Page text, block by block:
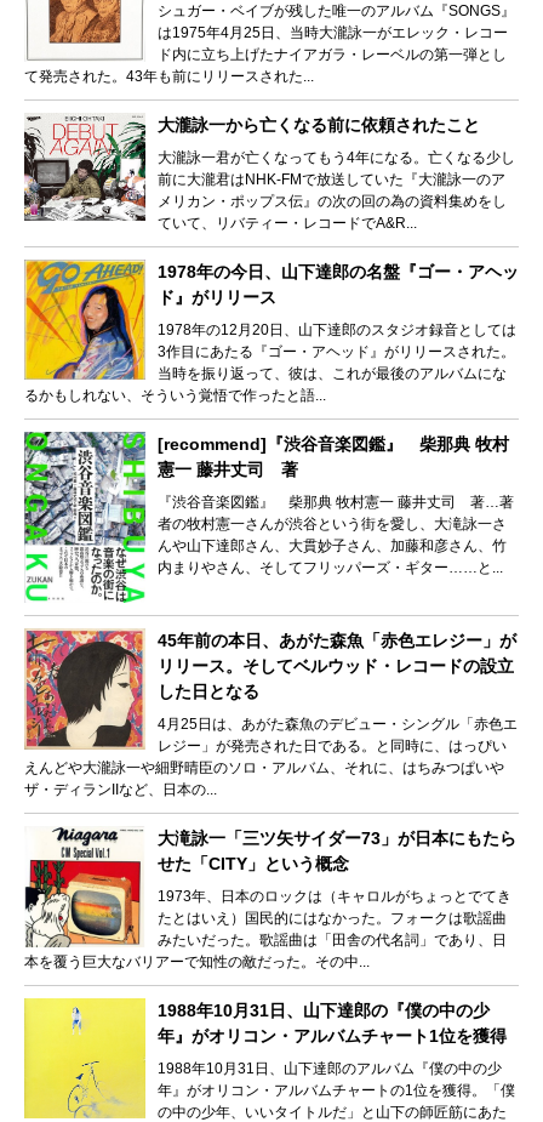
シュガー・ベイブが残した唯一のアルバム『SONGS』
は1975年4月25日、当時大瀧詠一がエレック・レコー
ド内に立ち上げたナイアガラ・レーベルの第一弾とし
て発売された。43年も前にリリースされた...
大瀧詠一から亡くなる前に依頼されたこと
大瀧詠一君が亡くなってもう4年になる。亡くなる少し
前に大瀧君はNHK-FMで放送していた『大瀧詠一のア
メリカン・ポップス伝』の次の回の為の資料集めをし
ていて、リバティー・レコードでA&R...
1978年の今日、山下達郎の名盤『ゴー・アヘッ
ド』がリリース
1978年の12月20日、山下達郎のスタジオ録音としては
3作目にあたる『ゴー・アヘッド』がリリースされた。
当時を振り返って、彼は、これが最後のアルバムにな
るかもしれない、そういう覚悟で作ったと語...
[recommend]『渋谷音楽図鑑』 柴那典 牧村
憲一 藤井丈司 著
『渋谷音楽図鑑』 柴那典 牧村憲一 藤井丈司 著…著
者の牧村憲一さんが渋谷という街を愛し、大滝詠一さ
んや山下達郎さん、大貫妙子さん、加藤和彦さん、竹
内まりやさん、そしてフリッパーズ・ギター……と...
45年前の本日、あがた森魚「赤色エレジー」が
リリース。そしてベルウッド・レコードの設立
した日となる
4月25日は、あがた森魚のデビュー・シングル「赤色エ
レジー」が発売された日である。と同時に、はっぴい
えんどや大瀧詠一や細野晴臣のソロ・アルバム、それに、はちみつぱいや
ザ・ディランIIなど、日本の...
大滝詠一「三ツ矢サイダー73」が日本にもたら
せた「CITY」という概念
1973年、日本のロックは（キャロルがちょっとでてき
たとはいえ）国民的にはなかった。フォークは歌謡曲
みたいだった。歌謡曲は「田舎の代名詞」であり、日
本を覆う巨大なバリアーで知性の敵だった。その中...
1988年10月31日、山下達郎の『僕の中の少
年』がオリコン・アルバムチャート1位を獲得
1988年10月31日、山下達郎のアルバム『僕の中の少
年』がオリコン・アルバムチャートの1位を獲得。「僕
の中の少年、いいタイトルだ」と山下の師匠筋にあた